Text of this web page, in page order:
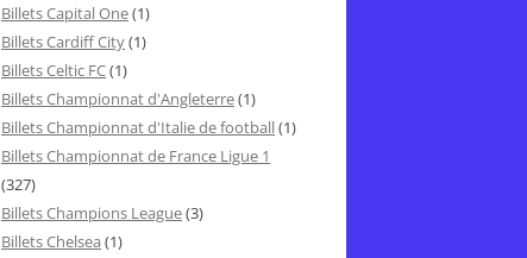
Billets Capital One(1)
Billets Cardiff City(1)
Billets Celtic FC(1)
Billets Championnat d'Angleterre(1)
Billets Championnat d'Italie de football(1)
Billets Championnat de France Ligue 1
(327)
Billets Champions League(3)
Billets Chelsea (1)